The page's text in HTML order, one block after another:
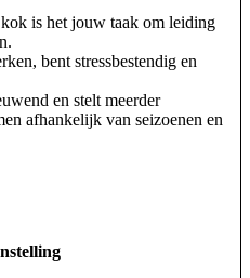
is het jouw taak om leiding
bent stressbestendig en
en stelt meerder
afhankelijk van seizoenen en